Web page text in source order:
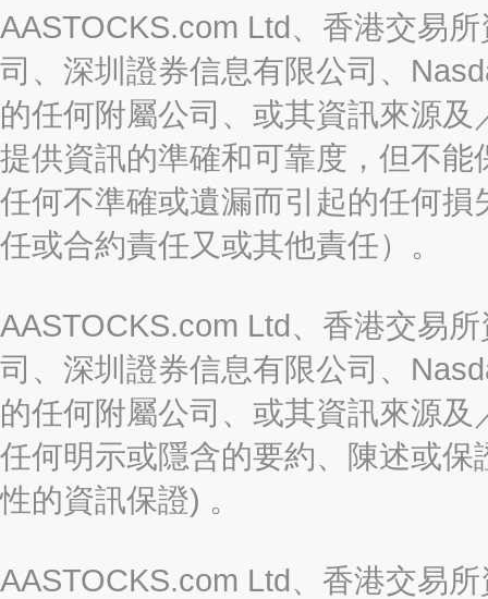
AASTOCKS.com Ltd、香港交易
司、深圳證券信息有限公司、
的任何附屬公司、或其資訊來源
提供資訊的準確和可靠度，但不
任何不準確或遺漏而引起的任何
任或合約責任又或其他責任）。
AASTOCKS.com Ltd、香港交易
司、深圳證券信息有限公司、
的任何附屬公司、或其資訊來源
任何明示或隱含的要約、陳述或
性的資訊保證) 。
AASTOCKS.com Ltd、香港交易